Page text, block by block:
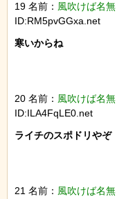
19 名前： 風吹けば名無
ID:RM5pvGGxa.net
寒いからね
20 名前： 風吹けば名無
ID:ILA4FqLE0.net
ライチのスポドリやぞ
21 名前： 風吹けば名無